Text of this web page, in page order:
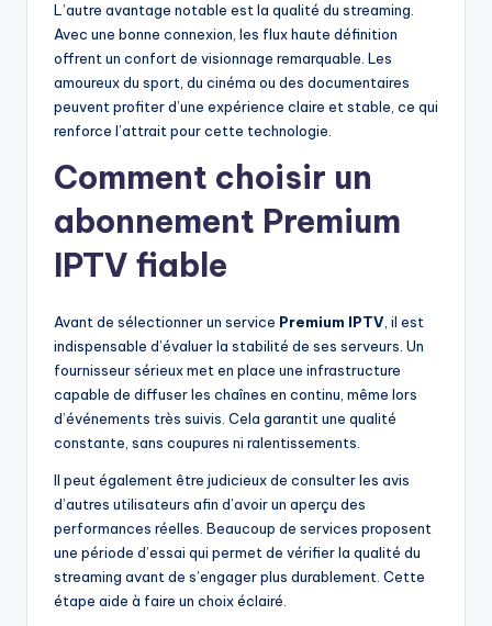
L’autre avantage notable est la qualité du streaming.
Avec une bonne connexion, les flux haute définition
offrent un confort de visionnage remarquable. Les
amoureux du sport, du cinéma ou des documentaires
peuvent profiter d’une expérience claire et stable, ce qui
renforce l’attrait pour cette technologie.
Comment choisir un
abonnement Premium
IPTV fiable
Avant de sélectionner un service Premium IPTV , il est
indispensable d’évaluer la stabilité de ses serveurs. Un
fournisseur sérieux met en place une infrastructure
capable de diffuser les chaînes en continu, même lors
d’événements très suivis. Cela garantit une qualité
constante, sans coupures ni ralentissements.
Il peut également être judicieux de consulter les avis
d’autres utilisateurs afin d’avoir un aperçu des
performances réelles. Beaucoup de services proposent
une période d’essai qui permet de vérifier la qualité du
streaming avant de s’engager plus durablement. Cette
étape aide à faire un choix éclairé.